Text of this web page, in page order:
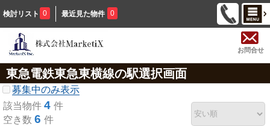
検討リスト 0 最近見た物件 0
お問合せ
東急電鉄東急東横線の駅選択画面
募集中のみ表示
該当物件 4 件
空き数 6 件